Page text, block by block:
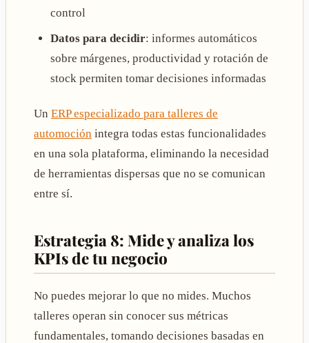
control
Datos para decidir: informes automáticos
sobre márgenes, productividad y rotación de
stock permiten tomar decisiones informadas
Un ERP especializado para talleres de
automoción integra todas estas funcionalidades
en una sola plataforma, eliminando la necesidad
de herramientas dispersas que no se comunican
entre sí.
Estrategia 8: Mide y analiza los
KPIs de tu negocio
No puedes mejorar lo que no mides. Muchos
talleres operan sin conocer sus métricas
fundamentales, tomando decisiones basadas en